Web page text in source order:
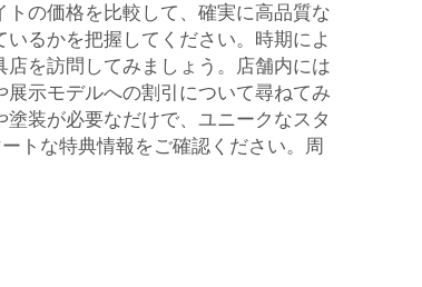
の価格を比較して、確実に高品質な
るかを把握してください。時期によ
を訪問してみましょう。店舗内には
示モデルへの割引について尋ねてみ
装が必要なだけで、ユニークなスタ
トな特典情報をご確認ください。周